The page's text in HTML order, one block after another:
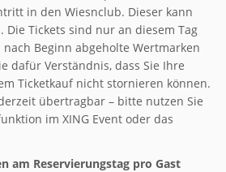
in den Wiesnclub. Dieser kann
Tickets sind nur an diesem Tag
Beginn abgeholte Wertmarken
dafür Verständnis, dass Sie Ihre
Ticketkauf nicht stornieren können.
übertragbar – bitte nutzen Sie
im XING Event oder das
am Reservierungstag pro Gast